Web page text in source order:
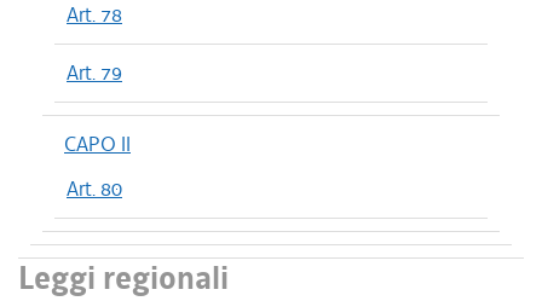
Art. 78
Art. 79
CAPO II
Art. 80
Leggi regionali